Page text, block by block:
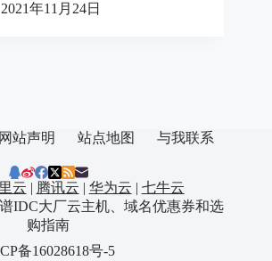
2021年11月24日
网站声明 站点地图 与我联系
云 | 腾讯云 | 华为云 | 七牛云
IDC大厂云主机、域名优惠券和选
购指南
备16028618号-5